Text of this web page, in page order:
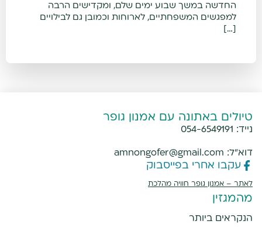
החדשה במשך שבוע ימים שלם, ומקדישים הרבה
למפגשים המשפחתיים, לארוחות וכמובן גם לבילויים
[…]
טיולים באתונה עם אמנון גופר
נייד: 054-6549191
דוא"ל: amnongofer@gmail.com
עקבו אחרי בפייסבוק
לאתר – אמנון גופר חוויה מהלכת
מהמגזין
הנקראים ביותר